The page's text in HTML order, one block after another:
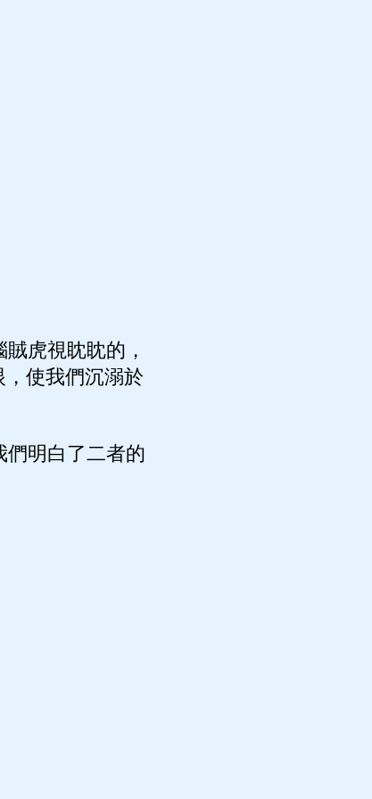
虎視眈眈的，
使我們沉溺於
明白了二者的